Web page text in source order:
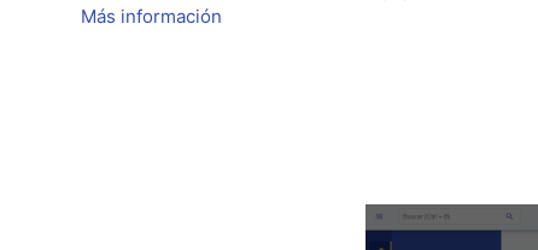
Más información